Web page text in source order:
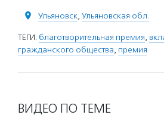
Ульяновск, Ульяновская обл.
ТЕГИ: благотворительная премия,
гражданского общества, премия
ВИДЕО ПО ТЕМЕ